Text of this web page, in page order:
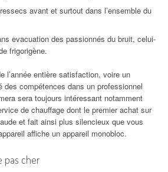
avant et surtout dans l’ensemble du
evacuation des passionnés du bruit, celui-
frigorigène.
l’année entière satisfaction, voire un
des compétences dans un professionnel
sera toujours intéressant notamment
de chauffage dont le premier achat sur
et fait ainsi plus silencieux que vous
affiche un appareil monobloc.
pas cher